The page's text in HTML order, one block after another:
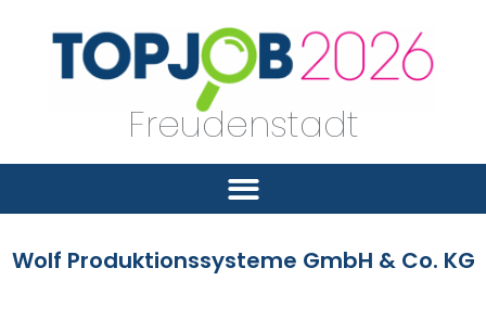
Freudenstadt
Wolf Produktionssysteme GmbH & Co. KG